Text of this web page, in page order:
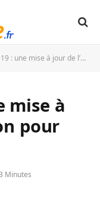
à jour de l’application pour limiter les pings
mise à
pour
Minutes